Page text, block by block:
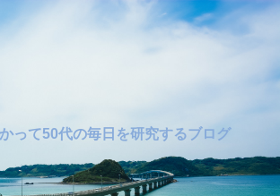
って50代の毎日を研究するブログ